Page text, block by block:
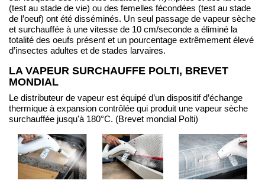
(test au stade de vie) ou des femelles fécondées (test au stade
de l’oeuf) ont été disséminés. Un seul passage de vapeur sèche
et surchauffée à une vitesse de 10 cm/seconde a éliminé la
totalité des oeufs présent et un pourcentage extrêmement élevé
d’insectes adultes et de stades larvaires.
LA VAPEUR SURCHAUFFE POLTI, BREVET
MONDIAL
Le distributeur de vapeur est équipé d’un dispositif d’échange
thermique à expansion contrôlée qui produit une vapeur sèche
surchauffée jusqu'à 180°C. (Brevet mondial Polti)